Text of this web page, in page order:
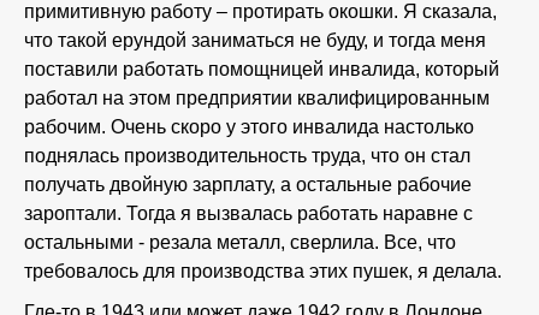
примитивную работу – протирать окошки. Я сказала,
что такой ерундой заниматься не буду, и тогда меня
поставили работать помощницей инвалида, который
работал на этом предприятии квалифицированным
рабочим. Очень скоро у этого инвалида настолько
поднялась производительность труда, что он стал
получать двойную зарплату, а остальные рабочие
зароптали. Тогда я вызвалась работать наравне с
остальными - резала металл, сверлила. Все, что
требовалось для производства этих пушек, я делала.